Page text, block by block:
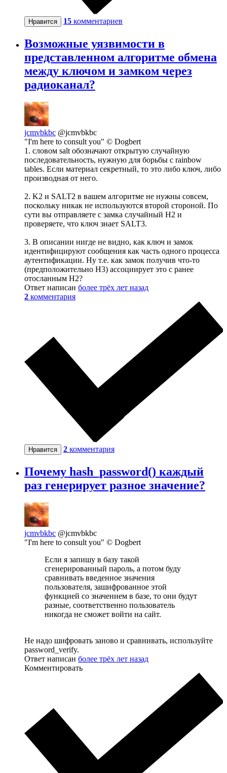
Нравится 15 комментариев
Возможные уязвимости в
представленном алгоритме обмена
между ключом и замком через
радиоканал?
jcmvbkbc @jcmvbkbc
"I'm here to consult you" © Dogbert
1. словом salt обозначают открытую случайную
последовательность, нужную для борьбы с rainbow
tables. Если материал секретный, то это либо ключ, либо
производная от него.
2. K2 и SALT2 в вашем алгоритме не нужны совсем,
поскольку никак не используются второй стороной. По
сути вы отправляете с замка случайный H2 и
проверяете, что ключ знает SALT3.
3. В описании нигде не видно, как ключ и замок
идентифицируют сообщения как часть одного процесса
аутентификации. Ну т.е. как замок получив что-то
(предположительно H3) ассоциирует это с ранее
отосланным H2?
Ответ написан более трёх лет назад
2 комментария
Нравится 2 комментария
Почему hash_password() каждый
раз генерирует разное значение?
jcmvbkbc @jcmvbkbc
"I'm here to consult you" © Dogbert
Если я запишу в базу такой
сгенерированный пароль, а потом буду
сравнивать введенное значения
пользователя, зашифрованное этой
функцией со значением в базе, то они будут
разные, соответственно пользователь
никогда не сможет войти на сайт.
Не надо шифровать заново и сравнивать, используйте
password_verify.
Ответ написан более трёх лет назад
Комментировать